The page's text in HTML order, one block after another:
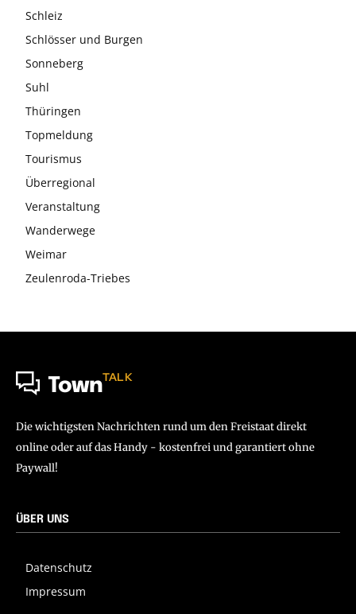
Schleiz
Schlösser und Burgen
Sonneberg
Suhl
Thüringen
Topmeldung
Tourismus
Überregional
Veranstaltung
Wanderwege
Weimar
Zeulenroda-Triebes
TownTALK
Die wichtigsten Nachrichten rund um den Freistaat direkt
online oder auf das Handy - kostenfrei und garantiert ohne
Paywall!
ÜBER UNS
Datenschutz
Impressum